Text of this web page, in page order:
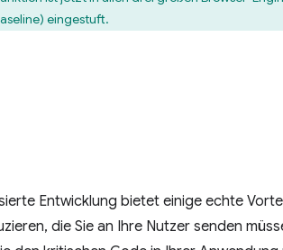
eingestuft.
Entwicklung bietet einige echte
die Sie an Ihre Nutzer senden